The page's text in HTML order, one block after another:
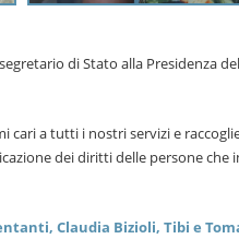
di Stato alla Presidenza
cari a tutti i nostri servizi e
dei diritti delle persone che
Claudia Bizioli, Tibi e